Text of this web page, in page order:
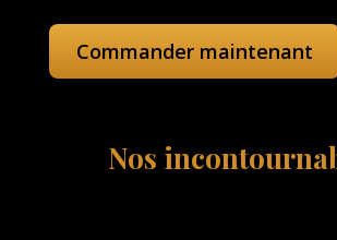
Commander maintenant
Nos